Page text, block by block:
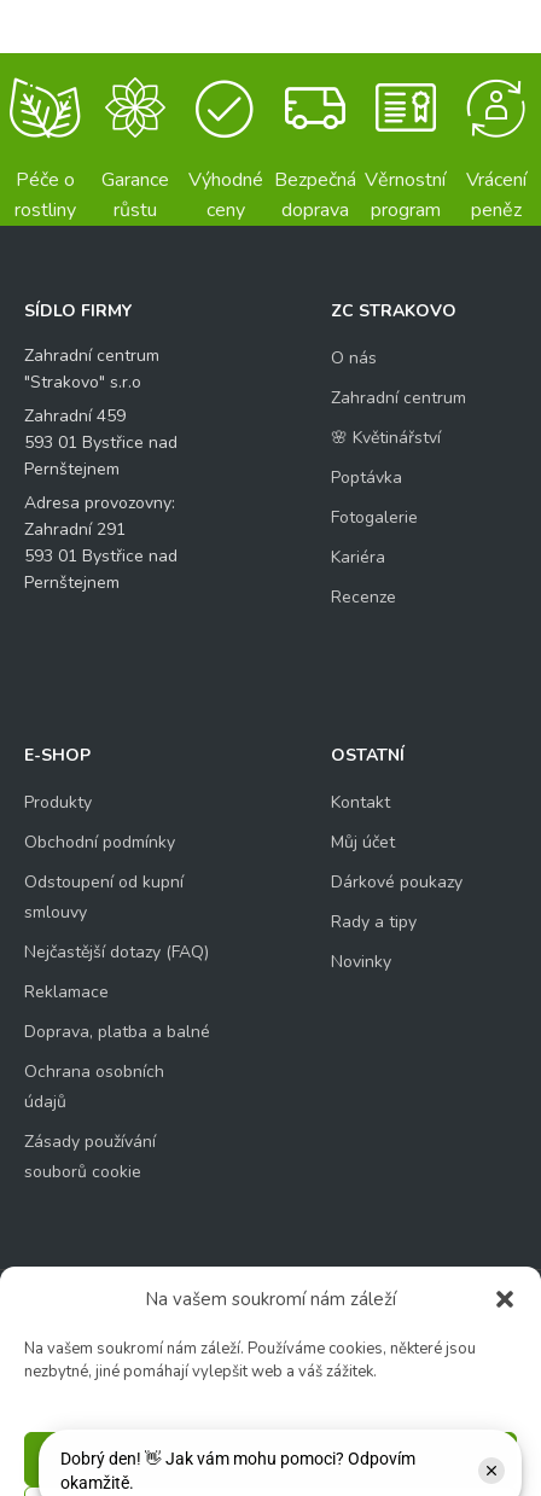
Na vašem soukromí nám záleží
Na vašem soukromí nám záleží. Používáme cookies, některé jsou
nezbytné, jiné pomáhají vylepšit web a váš zážitek.
Příjmout
Péče o
rostliny
Garance
růstu
Výhodné
ceny
Bezpečná
doprava
Věrnostní
program
Vrácení
peněz
SÍDLO FIRMY
Zahradní centrum
"Strakovo" s.r.o
Zahradní 459
593 01 Bystřice nad
Pernštejnem
Adresa provozovny:
Zahradní 291
593 01 Bystřice nad
Pernštejnem
ZC STRAKOVO
O nás
Zahradní centrum
🌸 Květinářství
Poptávka
Fotogalerie
Kariéra
Recenze
E-SHOP
Produkty
Obchodní podmínky
Odstoupení od kupní
smlouvy
Nejčastější dotazy (FAQ)
Reklamace
Doprava, platba a balné
Ochrana osobních
údajů
Zásady používání
souborů cookie
OSTATNÍ
Kontakt
Můj účet
Dárkové poukazy
Rady a tipy
Novinky
Zahradní centrum
🕑 Po – Čt: 9:00 – 17:00
🕑 Pá – So: 9:00 – 18:00
Květinářství